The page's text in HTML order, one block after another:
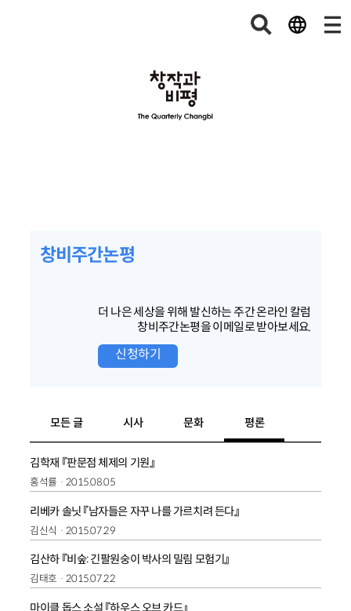
창비주간논평
더 나은 세상을 위해 발신하는 주간 온라인 칼럼
창비주간논평을 이메일로 받아보세요.
신청하기
모든 글 시사 문화 평론
김학재 『판문점 체제의 기원』
홍석률 2015.08.05
리베카 솔닛 『남자들은 자꾸 나를 가르치려 든다』
김신식 2015.07.29
김산하 『비숲: 긴팔원숭이 박사의 밀림 모험기』
김태호 2015.07.22
마이클 돕스 소설 『하우스 오브 카드』